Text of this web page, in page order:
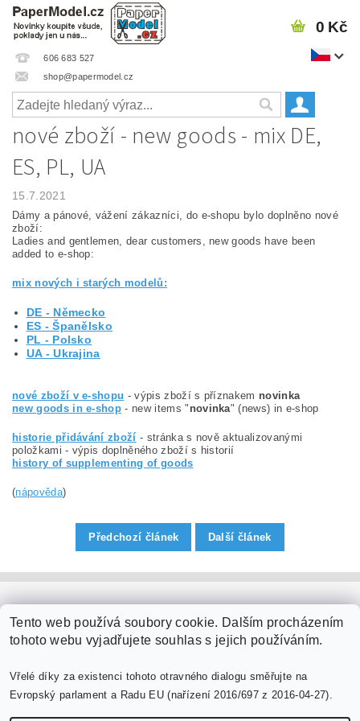
606 683 527
shop@papermodel.cz
0 Kč
nové zboží - new goods - mix DE,
ES, PL, UA
15.7.2021
Dámy a pánové, vážení zákazníci, do e-shopu bylo doplněno nové
zboží:
Ladies and gentlemen, dear customers, new goods have been
added to e-shop:
mix nových i starých modelů:
DE - Německo
ES - Španělsko
PL - Polsko
UA - Ukrajina
nové zboží v e-shopu - výpis zboží s příznakem novinka
new goods in e-shop - new items " novinka" (news) in e-shop
historie přidávání zboží - stránka s nově aktualizovanými
položkami - výpis doplněného zboží s historií
history of supplementing of goods
(nápověda)
Předchozí článek Další článek
Tento web používá soubory cookie. Dalším procházením
tohoto webu vyjadřujete souhlas s jejich používáním.
Vřelé díky za existenci tohoto otravného dialogu směřujte na
Evropský parlament a Radu EU (nařízení 2016/697 z 2016-04-27).